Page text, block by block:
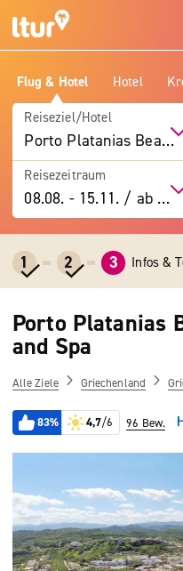
Flug & Hotel Hotel
Reiseziel/Hotel
Porto Platanias Beach Resort and Spa
Reisezeitraum
08.08. -15.11. / ab 7 Tage
1 2 3 Infos &
Porto Platanias
and Spa
Alle Ziele Griechenland
83% 4,7/6 96 Bew.